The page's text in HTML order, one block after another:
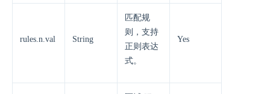
rules.n.val String
匹配规
则，支持
正则表达
式。
Yes